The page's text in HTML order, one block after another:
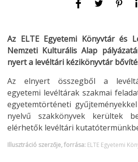
Az ELTE Egyetemi Könyvtár és
Nemzeti Kulturális Alap
nyert a levéltári kézikönyvtár
Az elnyert összegből a
egyetemi levéltárak szakmai
egyetemtörténeti
nyelvű szakkönyvek kerültek
elérhetők levéltári
Illusztráció szerzője, forrása: ELTE Egyetemi